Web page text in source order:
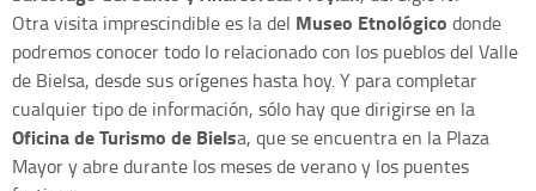
Otra visita imprescindible es la del Museo Etnológico donde
podremos conocer todo lo relacionado con los pueblos del Valle
de Bielsa, desde sus orígenes hasta hoy. Y para completar
cualquier tipo de información, sólo hay que dirigirse en la
Oficina de Turismo de Bielsa, que se encuentra en la Plaza
Mayor y abre durante los meses de verano y los puentes